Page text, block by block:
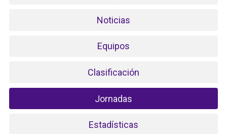
Noticias
Equipos
Clasificación
Jornadas
Estadísticas